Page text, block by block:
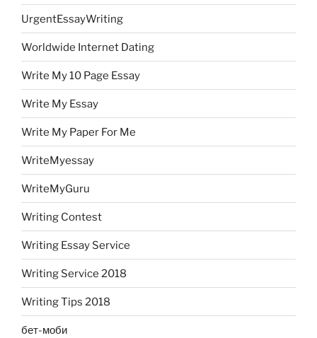
UrgentEssayWriting
Worldwide Internet Dating
Write My 10 Page Essay
Write My Essay
Write My Paper For Me
WriteMyessay
WriteMyGuru
Writing Contest
Writing Essay Service
Writing Service 2018
Writing Tips 2018
бет-моби